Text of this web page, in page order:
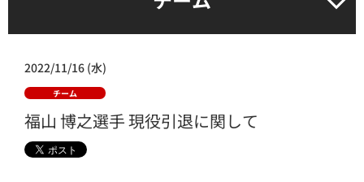
2022/11/16 (水)
チーム
福山 博之選手 現役引退に関して